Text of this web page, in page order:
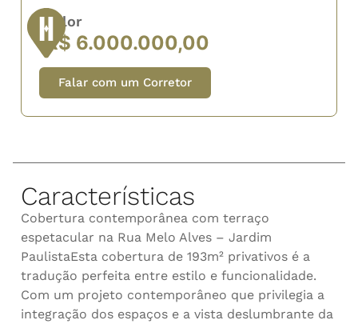
Valor
R$ 6.000.000,00
Falar com um Corretor
Características
Cobertura contemporânea com terraço
espetacular na Rua Melo Alves – Jardim
PaulistaEsta cobertura de 193m² privativos é a
tradução perfeita entre estilo e funcionalidade.
Com um projeto contemporâneo que privilegia a
integração dos espaços e a vista deslumbrante da